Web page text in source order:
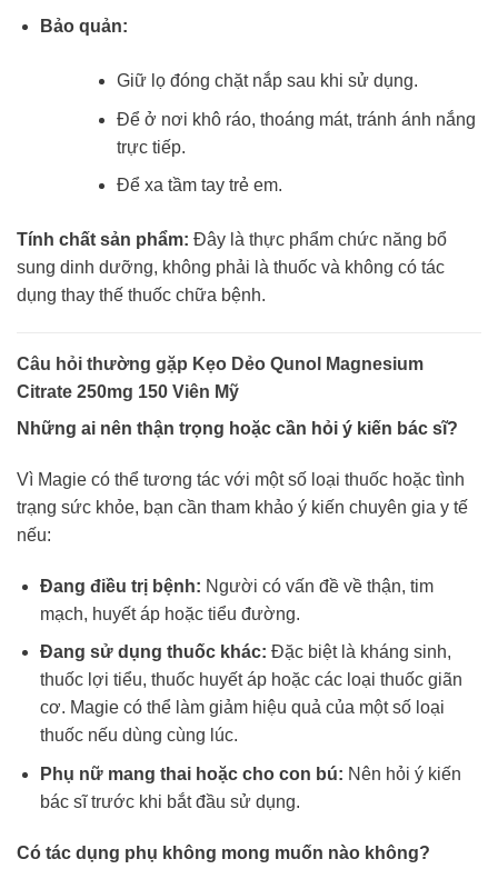
Bảo quản:
Giữ lọ đóng chặt nắp sau khi sử dụng.
Để ở nơi khô ráo, thoáng mát, tránh ánh nắng
trực tiếp.
Để xa tầm tay trẻ em.
Tính chất sản phẩm: Đây là thực phẩm chức năng bổ
sung dinh dưỡng, không phải là thuốc và không có tác
dụng thay thế thuốc chữa bệnh.
Câu hỏi thường gặp Kẹo Dẻo Qunol Magnesium
Citrate 250mg 150 Viên Mỹ
Những ai nên thận trọng hoặc cần hỏi ý kiến bác sĩ?
Vì Magie có thể tương tác với một số loại thuốc hoặc tình
trạng sức khỏe, bạn cần tham khảo ý kiến chuyên gia y tế
nếu:
Đang điều trị bệnh: Người có vấn đề về thận, tim
mạch, huyết áp hoặc tiểu đường.
Đang sử dụng thuốc khác: Đặc biệt là kháng sinh,
thuốc lợi tiểu, thuốc huyết áp hoặc các loại thuốc giãn
cơ. Magie có thể làm giảm hiệu quả của một số loại
thuốc nếu dùng cùng lúc.
Phụ nữ mang thai hoặc cho con bú: Nên hỏi ý kiến
bác sĩ trước khi bắt đầu sử dụng.
Có tác dụng phụ không mong muốn nào không?